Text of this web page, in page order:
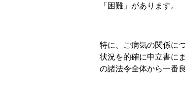
「困難」があります。
特に、ご病気の関係に
状況を的確に申立書に
の諸法令全体から一番